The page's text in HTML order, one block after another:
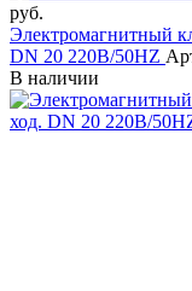
руб.
Электромагнитный
DN 20 220В/50HZ
В наличии